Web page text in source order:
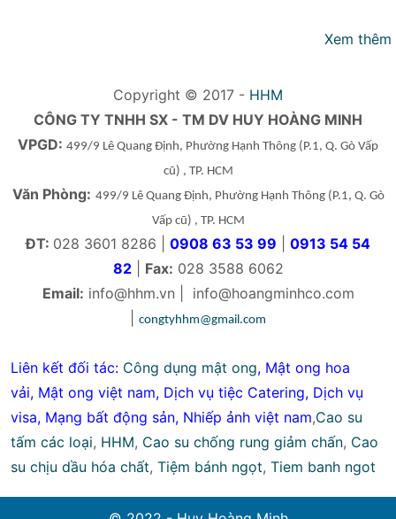
Xem thêm
Copyright © 2017 - HHM
CÔNG TY TNHH SX - TM DV HUY HOÀNG MINH
VPGD: 499/9 Lê Quang Định, Phường Hạnh Thông (P.1, Q. Gò Vấp
cũ) , TP. HCM
Văn Phòng: 499/9 Lê Quang Định, Phường Hạnh Thông(P.1, Q. Gò
Vấp cũ) , TP. HCM
ĐT: 028 3601 8286 | 0908 63 53 99
0913 54 54
82| Fax: 028 3588 6062
Email: info@hhm.vn
info@hoangminhco.com
congtyhhm@gmail.com
Liên kết đối tác: Công dụng mật ong, Mật ong hoa
vải, Mật ong việt nam, Dịch vụ tiệc Catering, Dịch vụ
visa, Mạng bất động sản, Nhiếp ảnh việt nam,Cao su
tấm các loại, HHM, Cao su chống rung giảm chấn, Cao
su chịu dầu hóa chất, Tiệm bánh ngọt, Tiem banh ngot